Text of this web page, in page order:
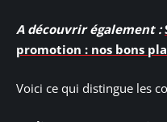
A découvrir également :
promotion : nos bons
Voici ce qui distingue les